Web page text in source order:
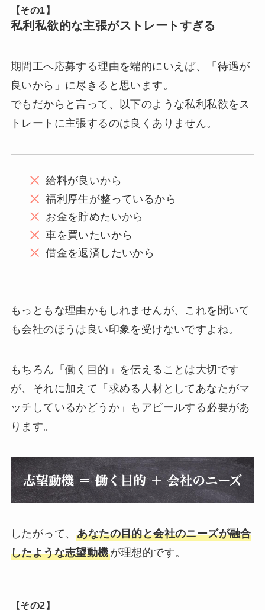
【その1】
私利私欲的な主張がストレートすぎる
期間工へ応募する理由を端的にいえば、「待遇が
良いから」に尽きると思います。
でもだからと言って、以下のような私利私欲をス
トレートに主張するのは良くありません。
給料が良いから
福利厚生が整っているから
お金を貯めたいから
車を買いたいから
借金を返済したいから
もっともな理由かもしれませんが、これを聞いて
も会社のほうは良い印象を受けないですよね。
もちろん「働く目的」を伝えることは大切です
が、それに加えて「求める人材としてあなたがマ
ッチしているかどうか」もアピールする必要があ
ります。
したがって、あなたの目的と会社のニーズが融合
したような志望動機が理想的です。
【その2】